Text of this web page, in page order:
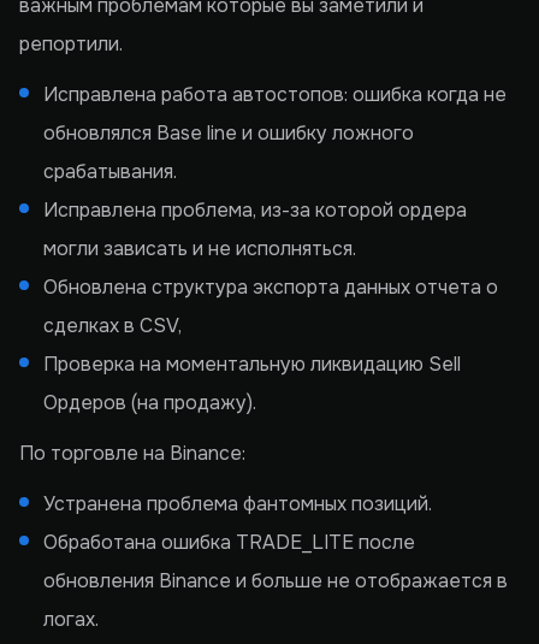
важным проблемам которые вы заметили и
репортили.
Исправлена работа автостопов: ошибка когда не
обновлялся Base line и ошибку ложного
срабатывания.
Исправлена проблема, из-за которой ордера
могли зависать и не исполняться.
Обновлена структура экспорта данных отчета о
сделках в CSV,
Проверка на моментальную ликвидацию Sell
Ордеров (на продажу).
По торговле на Binance:
Устранена проблема фантомных позиций.
Обработана ошибка TRADE_LITE после
обновления Binance и больше не отображается в
логах.